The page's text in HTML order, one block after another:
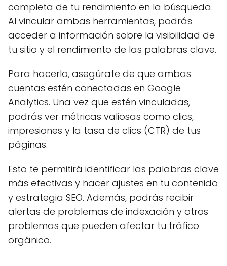
completa de tu rendimiento en la búsqueda.
Al vincular ambas herramientas, podrás
acceder a información sobre la visibilidad de
tu sitio y el rendimiento de las palabras clave.
Para hacerlo, asegúrate de que ambas
cuentas estén conectadas en Google
Analytics. Una vez que estén vinculadas,
podrás ver métricas valiosas como clics,
impresiones y la tasa de clics (CTR) de tus
páginas.
Esto te permitirá identificar las palabras clave
más efectivas y hacer ajustes en tu contenido
y estrategia SEO. Además, podrás recibir
alertas de problemas de indexación y otros
problemas que pueden afectar tu tráfico
orgánico.